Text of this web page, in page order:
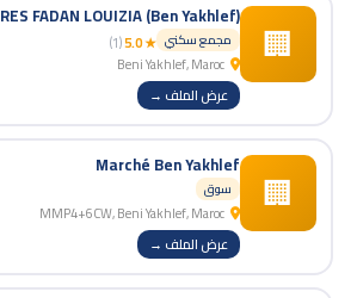
🏢
RES FADAN LOUIZIA (Ben Yakhlef)
مجمع سكني ★ 5.0
(1)
عرض الملف →
🏢
Marché Ben Yakhlef
سوق
عرض الملف →